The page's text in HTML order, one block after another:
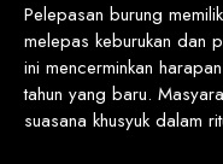
Pelepasan burung
melepas keburukan dan
ini mencerminkan
tahun yang baru.
suasana khusyuk dalam